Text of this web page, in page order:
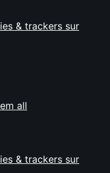
& trackers sur
all
& trackers sur